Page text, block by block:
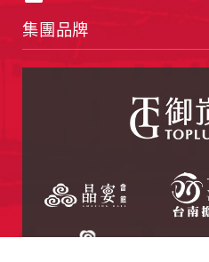
集團品牌